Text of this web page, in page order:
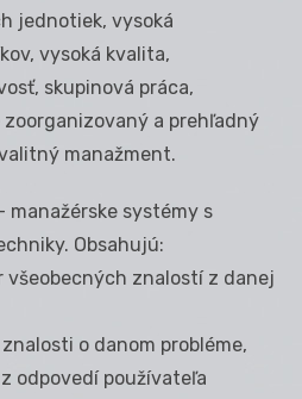
jednotiek, vysoká
vysoká kvalita,
skupinová práca,
a prehľadný
manažment.
manažérske systémy s
Obsahujú:
všeobecných znalostí z danej
o danom probléme,
odpovedí používateľa